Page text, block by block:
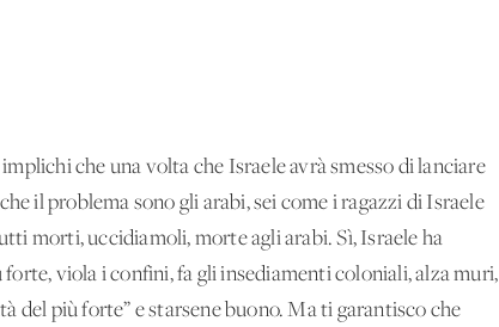
che una volta che Israele avrà smesso di lanciare
il problema sono gli arabi, sei come i ragazzi di Israele
morti, uccidiamoli, morte agli arabi. Sì, Israele ha
viola i confini, fa gli insediamenti coloniali, alza muri,
del più forte” e starsene buono. Ma ti garantisco che